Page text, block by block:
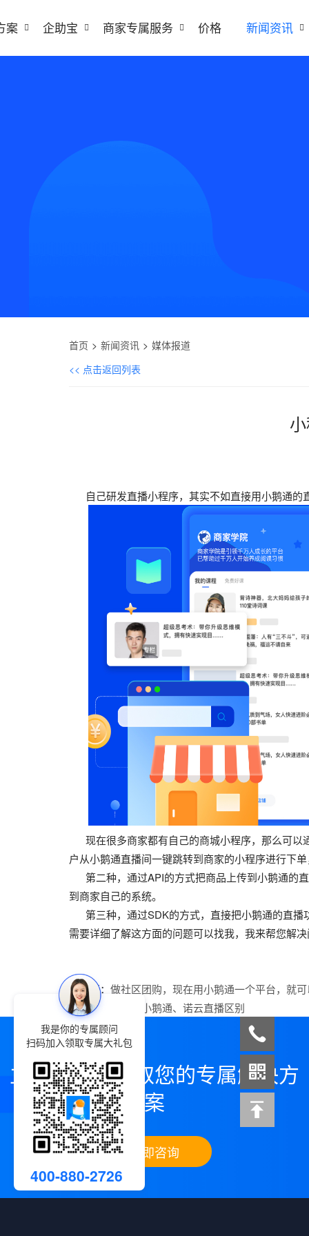
案 企助宝 商家专属服务 价格 新闻资讯
首页 新闻资讯
媒体报道
<< 点击返回列表
自己研发直播小程序，其实不如直接用小鹅通的
现在很多商家都有自己的商城小程序，那么可以
户从小鹅通直播间一键跳转到商家的小程序进行下
第二种，通过API的方式把商品上传到小鹅通的
到商家自己的系统。
第三种，通过SDK的方式，直接把小鹅通的直播
需要详细了解这方面的问题可以找我，我来帮您解
上一篇： 做社区团购，现在用小鹅通一个平台，就
下一篇：
微赞、小鹅通、诺云直播区别
立即咨询，领取您的专属解决方
案
立即咨询
我是你的专属顾问
扫码加入领取专属大礼包
400-880-2726